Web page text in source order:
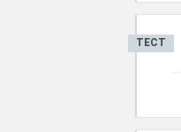
ТЕСТ